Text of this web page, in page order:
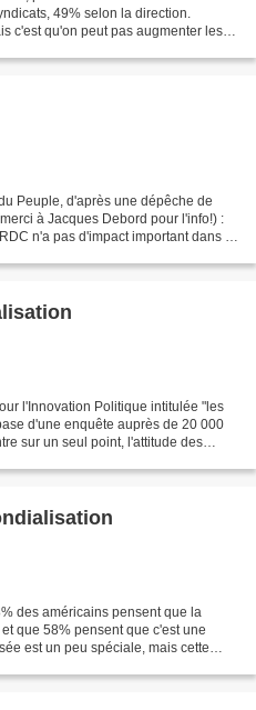
49% selon la direction.
c'est qu'on peut pas augmenter les
Peuple, d'après une dépêche de
à Jacques Debord pour l'info!) :
n'a pas d'impact important dans le
l'Innovation Politique intitulée "les
d'une enquête auprès de 20 000
sur un seul point, l'attitude des
des américains pensent que la
que 58% pensent que c'est une
est un peu spéciale, mais cette